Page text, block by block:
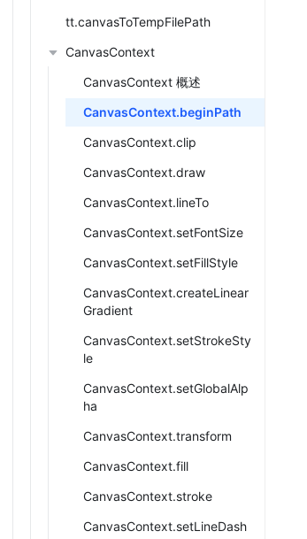
tt.canvasToTempFilePath
CanvasContext
CanvasContext 概述
CanvasContext.beginPath
CanvasContext.clip
CanvasContext.draw
CanvasContext.lineTo
CanvasContext.setFontSize
CanvasContext.setFillStyle
CanvasContext.createLinear
Gradient
CanvasContext.setStrokeSty
le
CanvasContext.setGlobalAlp
ha
CanvasContext.transform
CanvasContext.fill
CanvasContext.stroke
CanvasContext.setLineDash